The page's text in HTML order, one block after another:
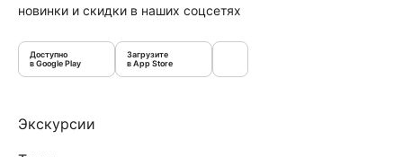
новинки и скидки в наших соцсетях
Доступно
в Google Play
Загрузите
в App Store
Экскурсии